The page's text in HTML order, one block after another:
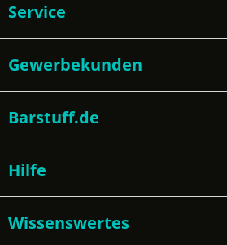
Service
Gewerbekunden
Barstuff.de
Hilfe
Wissenswertes